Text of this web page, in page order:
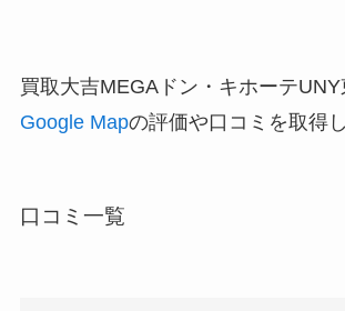
買取大吉MEGAドン・キホーテ
Google Mapの評価や口コミを取得
口コミ一覧